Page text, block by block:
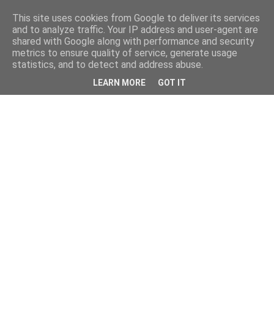
This site uses cookies from Google to deliver its services
and to analyze traffic. Your IP address and user-agent are
shared with Google along with performance and security
metrics to ensure quality of service, generate usage
statistics, and to detect and address abuse.
LEARN MORE GOT IT